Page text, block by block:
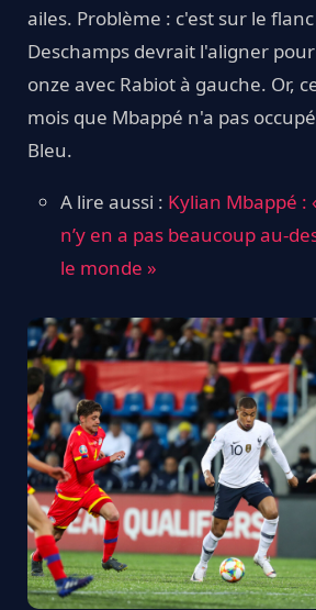
ailes. Problème : c'est sur le
Deschamps devrait l'aligner
onze avec Rabiot à gauche. Or,
mois que Mbappé n'a pas
Bleu.
A lire aussi : Kylian Mbappé :
n’y en a pas beaucoup au-
le monde »